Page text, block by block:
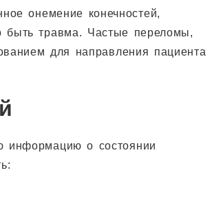
онемение конечностей,
быть травма. Частые переломы,
для направления пациента
информацию о состоянии